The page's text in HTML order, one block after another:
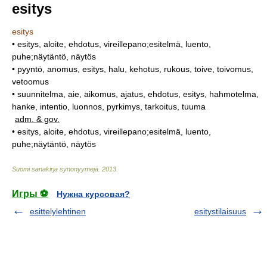
esitys
esitys
• esitys, aloite, ehdotus, vireillepano;esitelmä, luento,
puhe;näytäntö, näytös
• pyyntö, anomus, esitys, halu, kehotus, rukous, toive, toivomus,
vetoomus
• suunnitelma, aie, aikomus, ajatus, ehdotus, esitys, hahmotelma,
hanke, intentio, luonnos, pyrkimys, tarkoitus, tuuma
adm. & gov.
• esitys, aloite, ehdotus, vireillepano;esitelmä, luento,
puhe;näytäntö, näytös
Suomi sanakirja synonyymejä 2013
Игры ⚽
Нужна курсовая?
esittelylehtinen
esitystilaisuus